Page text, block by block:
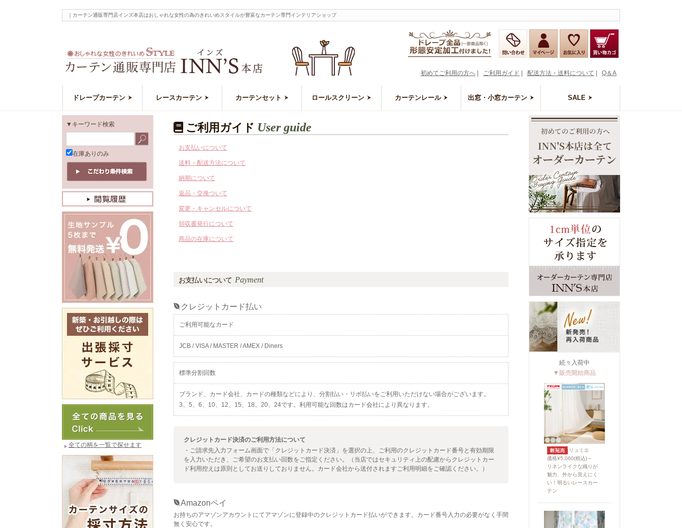
｜カーテン通販専門店インズ本店はおしゃれな女性の為のきれいめスタイルが豊富なカーテン専門インテリアショップ
Q＆A
配送方法・送料について
ご利用ガイド
初めてご利用の方へ
ドレープカーテン レースカーテン カーテンセット ロールスクリーン カーテンレール 出窓・小窓カーテン SALE
▼キーワード検索
在庫ありのみ
全ての柄を一覧で探せます
続々入荷中
▼販売開始商品
リュミエ
価格¥5,060(税込)～
リネンライクな織りが
魅力、外から見えにく
い！明るいレースカー
テン
ご利用ガイド User guide
お支払いについて
送料・配送方法について
納期について
返品・交換ついて
変更・キャンセルについて
領収書発行について
商品の在庫について
お支払いについて Payment
クレジットカード払い
ご利用可能なカード
JCB / VISA / MASTER / AMEX / Diners
標準分割回数
ブランド、カード会社、カードの種類などにより、分割払い・リボ払いをご利用いただけない場合がございます。
3、5、6、10、12、15、18、20、24です。利用可能な回数はカード会社により異なります。
クレジットカード決済のご利用方法について
・ご請求先入力フォーム画面で「クレジットカード決済」を選択の上、ご利用のクレジットカード番号と有効期限
を入力いただき、ご希望のお支払い回数をご指定ください。（当店ではセキュリティ上の配慮からクレジットカー
ド利用控えは原則としてお送りしておりません。カード会社から送付されますご利用明細をご確認ください。）
Amazonペイ
お持ちのアマゾンアカウントにてアマゾンに登録中のクレジットカード払いができます。カード番号入力の必要がなく手間
無く安心です。